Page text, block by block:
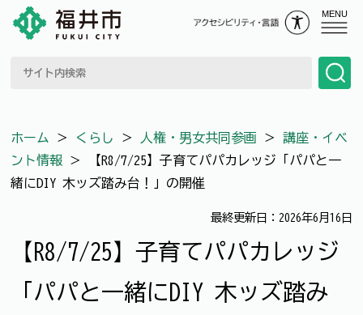
MENU
ホーム ＞ くらし ＞ 人権・男女共同参画 ＞ 講座・イベ
ント情報 ＞
【R8/7/25】子育てパパカレッジ「パパと一
緒にDIY 木ッズ踏み台！」の開催
最終更新日：2026年6月16日
【R8/7/25】子育てパパカレッジ
「パパと一緒にDIY 木ッズ踏み